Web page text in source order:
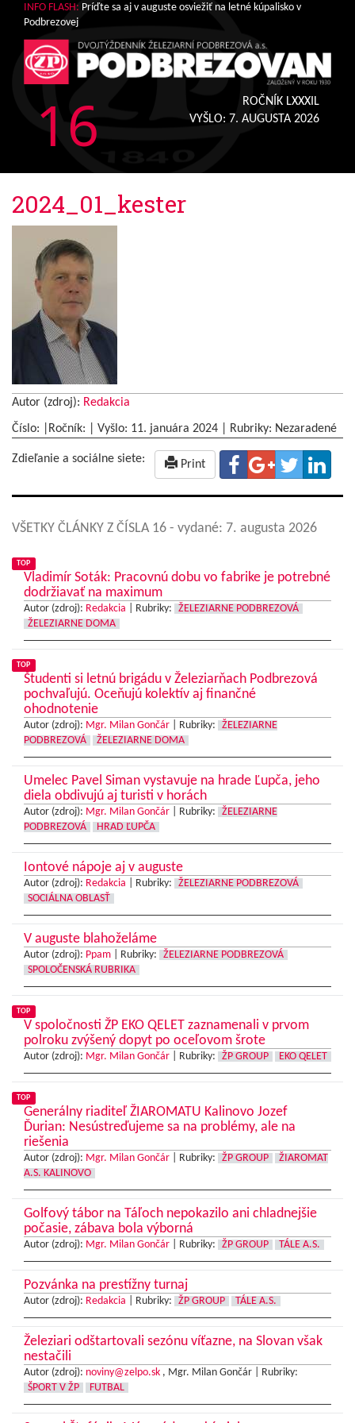
INFO FLASH: Príďte sa aj v auguste osviežiť na letné kúpalisko v
Podbrezovej
16
ROČNÍK LXXXIL
VYŠLO: 7. AUGUSTA 2026
2024_01_kester
Autor (zdroj): Redakcia
Číslo: |Ročník: | Vyšlo: 11. januára 2024 Rubriky: Nezaradené
Zdieľanie a sociálne siete: Print
VŠETKY ČLÁNKY Z ČÍSLA 16 - vydané: 7. augusta 2026
TOP
Vladimír Soták: Pracovnú dobu vo fabrike je potrebné
dodržiavať na maximum
Autor (zdroj): Redakcia Rubriky:
ŽELEZIARNE PODBREZOVÁ
ŽELEZIARNE DOMA
TOP
Študenti si letnú brigádu v Železiarňach Podbrezová
pochvaľujú. Oceňujú kolektív aj finančné
ohodnotenie
Autor (zdroj): Mgr. Milan Gončár Rubriky:
ŽELEZIARNE
PODBREZOVÁ
ŽELEZIARNE DOMA
Umelec Pavel Siman vystavuje na hrade Ľupča, jeho
diela obdivujú aj turisti v horách
Autor (zdroj): Mgr. Milan Gončár Rubriky:
ŽELEZIARNE
PODBREZOVÁ
HRAD ĽUPČA
Iontové nápoje aj v auguste
Autor (zdroj): Redakcia Rubriky:
ŽELEZIARNE PODBREZOVÁ
SOCIÁLNA OBLASŤ
V auguste blahoželáme
Autor (zdroj): Ppam Rubriky:
ŽELEZIARNE PODBREZOVÁ
SPOLOČENSKÁ RUBRIKA
TOP
V spoločnosti ŽP EKO QELET zaznamenali v prvom
polroku zvýšený dopyt po oceľovom šrote
Autor (zdroj): Mgr. Milan Gončár Rubriky: ŽP GROUP EKO QELET
TOP
Generálny riaditeľ ŽIAROMATU Kalinovo Jozef
Ďurian: Nesústreďujeme sa na problémy, ale na
riešenia
Autor (zdroj): Mgr. Milan Gončár Rubriky: ŽP GROUP
ŽIAROMAT
A.S. KALINOVO
Golfový tábor na Táľoch nepokazilo ani chladnejšie
počasie, zábava bola výborná
Autor (zdroj): Mgr. Milan Gončár Rubriky: ŽP GROUP TÁLE A.S.
Pozvánka na prestížny turnaj
Autor (zdroj): Redakcia Rubriky: ŽP GROUP TÁLE A.S.
Železiari odštartovali sezónu víťazne, na Slovan však
nestačili
Autor (zdroj): noviny@zelpo.sk , Mgr. Milan Gončár |
Rubriky:
ŠPORT V ŽP
FUTBAL